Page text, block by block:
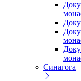
Синагога